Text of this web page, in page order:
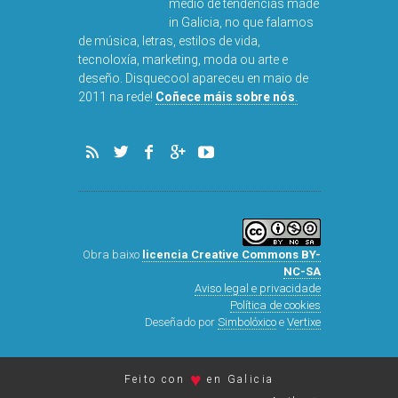
Disquecool é o primeiro
medio de tendencias made
in Galicia, no que falamos
de música, letras, estilos de vida,
tecnoloxía, marketing, moda ou arte e
deseño. Disquecool apareceu en maio de
licencia Creative Commons BY-
NC-SA
Aviso legal e privacidade
Política de cookies